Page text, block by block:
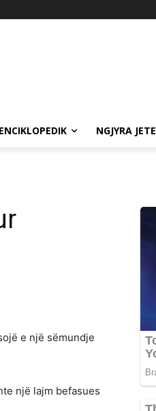
NGJYRA JETE
e një sëmundje
një lajm befasues